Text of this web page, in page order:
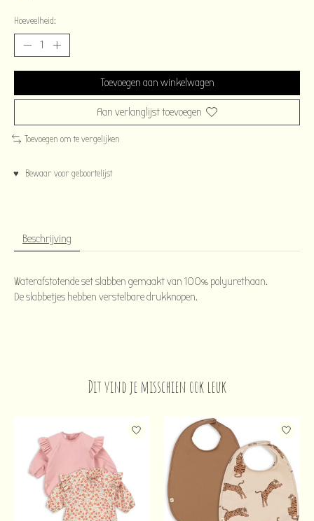
Hoeveelheid:
Toevoegen aan winkelwagen
Aan verlanglijst toevoegen
Toevoegen om te vergelijken
♥ Bewaar voor geboortelijst
Beschrijving
Waterafstotende set slabben gemaakt van 100% polyurethaan.
De slabbetjes hebben verstelbare drukknopen.
Dit vind je misschien ook leuk